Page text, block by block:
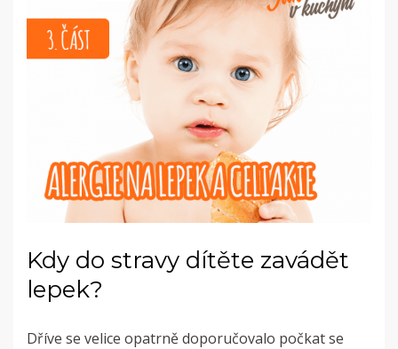
Kdy do stravy dítěte zavádět
lepek?
Dříve se velice opatrně doporučovalo počkat se